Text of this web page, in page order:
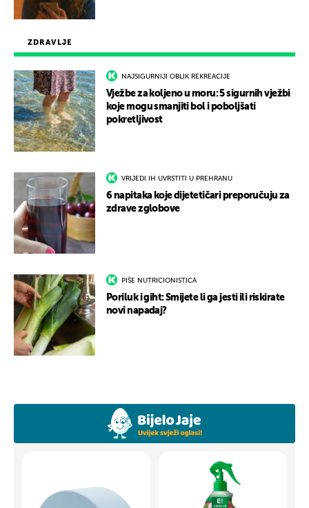
ZDRAVLJE
NAJSIGURNIJI OBLIK REKREACIJE
Vježbe za koljeno u moru: 5 sigurnih vježbi
koje mogu smanjiti bol i poboljšati
pokretljivost
VRIJEDI IH UVRSTITI U PREHRANU
6 napitaka koje dijetetičari preporučuju za
zdrave zglobove
PIŠE NUTRICIONISTICA
Poriluk i giht: Smijete li ga jesti ili riskirate
novi napadaj?